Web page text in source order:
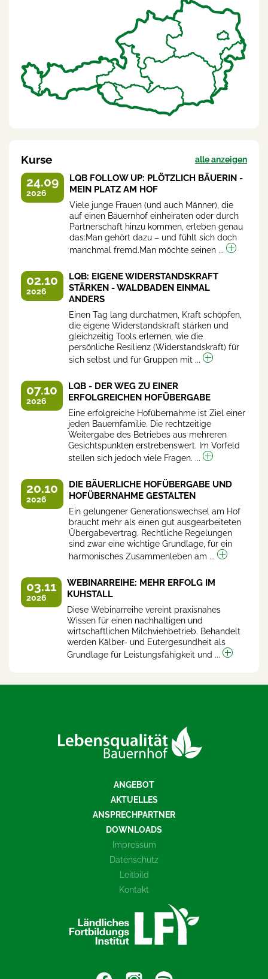
Kurse alle anzeigen
24.09
2026
LQB FOLLOW UP: PLÖTZLICH BÄUERIN -
MEIN PLATZ AM HOF
Viele junge Frauen (und auch Männer), die
auf einen Bauernhof einheiraten oder durch
Partnerschaft hinzu kommen, erleben genau
das:Man gehört dazu – und fühlt sich doch
manchmal fremd.Man möchte seinen ...
02.10
2026
LQB: EIGENE WIDERSTANDSKRAFT
STÄRKEN - WALDBADEN EINMAL
ANDERS
Einen Tag lang durchatmen, Kraft schöpfen,
die eigene Widerstandskraft stärken und
gleichzeitig Tools erlernen, wie die
persönliche Resilienz (Widerstandskraft) für
sich selbst und für Gruppen mit ...
07.10
2026
LQB - DER WEG ZU EINER
ERFOLGREICHEN HOFÜBERGABE
Eine erfolgreiche Hofübernahme ist Ziel einer
jeden Bauernfamilie. Die rechtzeitige
Weitergabe des Betriebes aus mehreren
Gesichtspunkten erstrebenswert. Im Vorfeld
stellen sich jedoch viele Fragen. ...
20.10
2026
DIE BÄUERLICHE HOFÜBERGABE UND
HOFÜBERNAHME GESTALTEN
Ein gelungener Generationswechsel am Hof
braucht mehr als einen gut ausgearbeiteten
Übergabevertrag. Rechtliche Regelungen
sind zwar eine wichtige Grundlage, für ein
harmonisches Zusammenleben am ...
03.11
2026
WEBINARREIHE: MEHR ERFOLG IM
KUHSTALL
Diese Webinarreihe vereint praxisnahes
Wissen für einen nachhaltigen und
wirtschaftlichen Milchviehbetrieb. Behandelt
werden Kälber- und Eutergesundheit als
Grundlage für Leistungsfähigkeit und ...
ANGEBOT
AKTUELLES
ANSPRECHPARTNER
DOWNLOADS
Impressum
Datenschutz
Leitbild
Kontakt